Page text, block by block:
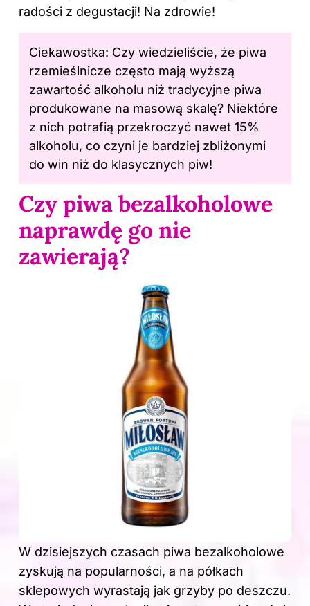
radości z degustacji! Na zdrowie!
Ciekawostka: Czy wiedzieliście, że piwa
rzemieślnicze często mają wyższą
zawartość alkoholu niż tradycyjne piwa
produkowane na masową skalę? Niektóre
z nich potrafią przekroczyć nawet 15%
alkoholu, co czyni je bardziej zbliżonymi
do win niż do klasycznych piw!
Czy piwa bezalkoholowe
naprawdę go nie
zawierają?
W dzisiejszych czasach piwa bezalkoholowe
zyskują na popularności, a na półkach
sklepowych wyrastają jak grzyby po deszczu.